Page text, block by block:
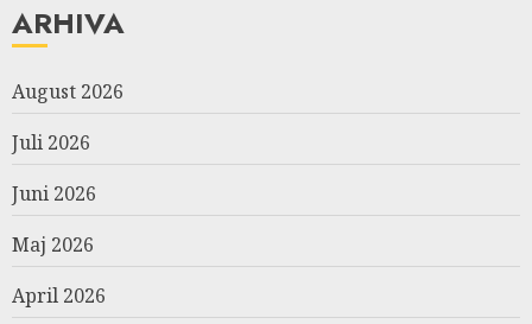
ARHIVA
August 2026
Juli 2026
Juni 2026
Maj 2026
April 2026